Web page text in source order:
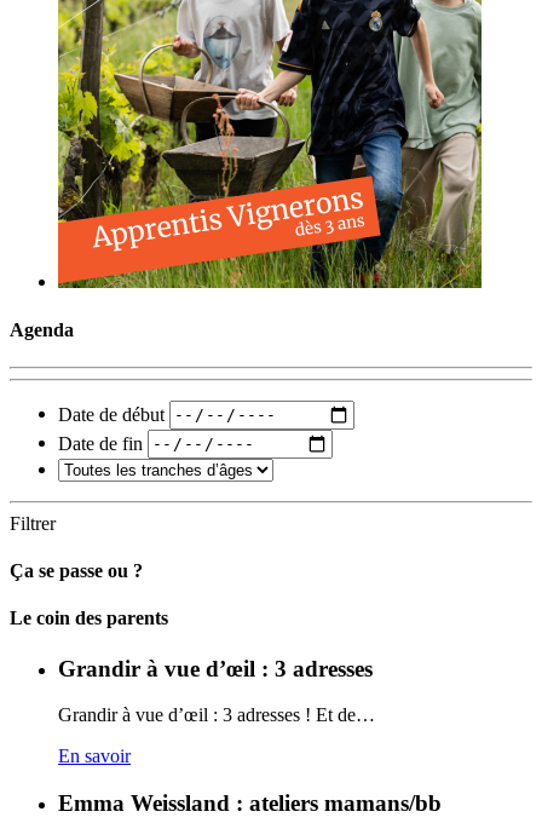
Agenda
Date de début
Date de fin
Filtrer
Ça se passe ou ?
Carto
Le coin des parents
Grandir à vue d’œil : 3 adresses
Grandir à vue d’œil : 3 adresses ! Et de…
En savoir
Emma Weissland : ateliers mamans/bb